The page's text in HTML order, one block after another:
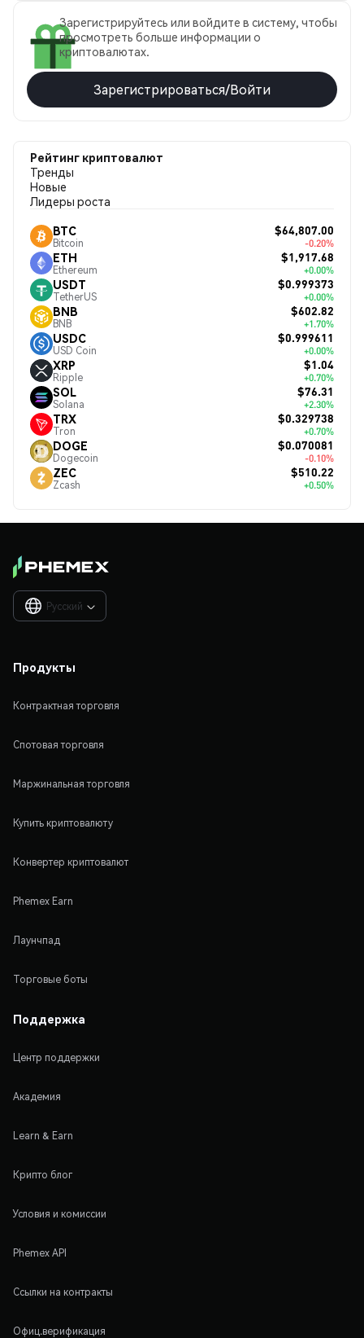
Зарегистрируйтесь или войдите в систему, чтобы
просмотреть больше информации о
криптовалютах.
Зарегистрироваться/Войти
Рейтинг криптовалют
Тренды
Новые
Лидеры роста
BTC
Bitcoin
$64,807.00
-0.20%
ETH
Ethereum
$1,917.68
+0.00%
USDT
TetherUS
$0.999373
+0.00%
BNB
BNB
$602.82
+1.70%
USDC
USD Coin
$0.999611
+0.00%
XRP
Ripple
$1.04
+0.70%
SOL
Solana
$76.31
+2.30%
TRX
Tron
$0.329738
+0.70%
DOGE
Dogecoin
$0.070081
-0.10%
ZEC
Zcash
$510.22
+0.50%
Русский 
Продукты
Контрактная торговля
Спотовая торговля
Маржинальная торговля
Купить криптовалюту
Конвертер криптовалют
Phemex Earn
Лаунчпад
Торговые боты
Поддержка
Центр поддержки
Академия
Learn & Earn
Крипто блог
Условия и комиссии
Phemex API
Ссылки на контракты
Офиц.верификация